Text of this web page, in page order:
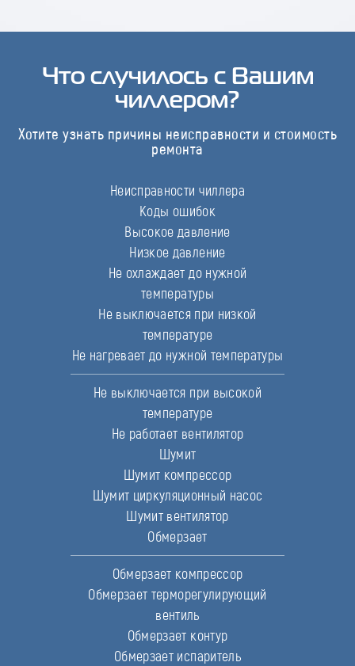
Что случилось с Вашим
чиллером?
Хотите узнать причины неисправности и стоимость
ремонта
Неисправности чиллера
Коды ошибок
Высокое давление
Низкое давление
Не охлаждает до нужной
температуры
Не выключается при низкой
температуре
Не нагревает до нужной температуры
Не выключается при высокой
температуре
Не работает вентилятор
Шумит
Шумит компрессор
Шумит циркуляционный насос
Шумит вентилятор
Обмерзает
Обмерзает компрессор
Обмерзает терморегулирующий
вентиль
Обмерзает контур
Обмерзает испаритель